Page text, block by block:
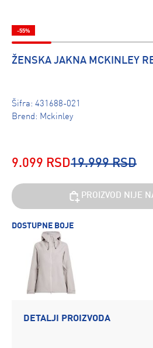
-55%
ŽENSKA JAKNA MCKINLEY
Šifra: 431688-021
Brend: Mckinley
9.099 RSD19.999 RSD
PROIZVOD NIJE
DOSTUPNE BOJE
DETALJI PROIZVODA